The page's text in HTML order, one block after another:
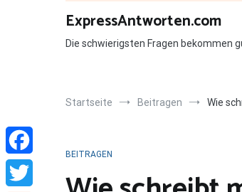
ExpressAntworten.com
Die schwierigsten Fragen bekommen
Startseite Beitragen Wie
BEITRAGEN
Facebook